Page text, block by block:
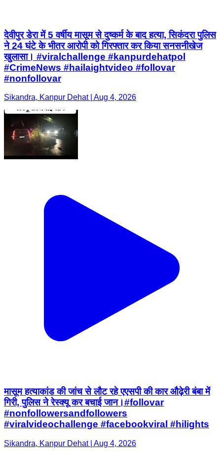
देवीपुर डेरा में 5 वर्षीय मासूम से दुष्कर्म के बाद हत्या, सिकंदरा पुलिस
ने 24 घंटे के भीतर आरोपी को गिरफ्तार कर किया सनसनीखेज
खुलासा। #viralchallenge #kanpurdehatpol
#CrimeNews #hailaightvideo #follovar
#nonfollovar
Sikandra, Kanpur Dehat | Aug 4, 2026
मासूम हत्याकांड की जांच से लौट रहे एएसपी की कार औढ़ेरी बंबा में
गिरी, पुलिस ने रेस्क्यू कर बचाई जान।#follovar
#nonfollowersandfollowers
#viralvideochallenge #facebookviral #hilights
Sikandra, Kanpur Dehat | Aug 4, 2026